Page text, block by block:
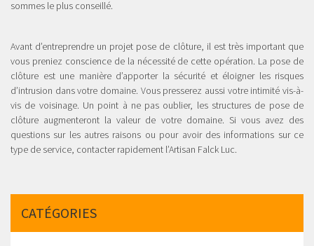
sommes le plus conseillé.
Avant d’entreprendre un projet pose de clôture, il est très important que
vous preniez conscience de la nécessité de cette opération. La pose de
clôture est une manière d’apporter la sécurité et éloigner les risques
d’intrusion dans votre domaine. Vous presserez aussi votre intimité vis-à-
vis de voisinage. Un point à ne pas oublier, les structures de pose de
clôture augmenteront la valeur de votre domaine. Si vous avez des
questions sur les autres raisons ou pour avoir des informations sur ce
type de service, contacter rapidement l’Artisan Falck Luc.
CATÉGORIES